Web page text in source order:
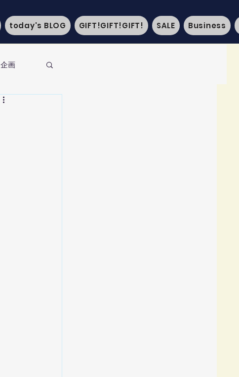
today's BLOG GIFT!GIFT!GIFT! SALE Business
企画